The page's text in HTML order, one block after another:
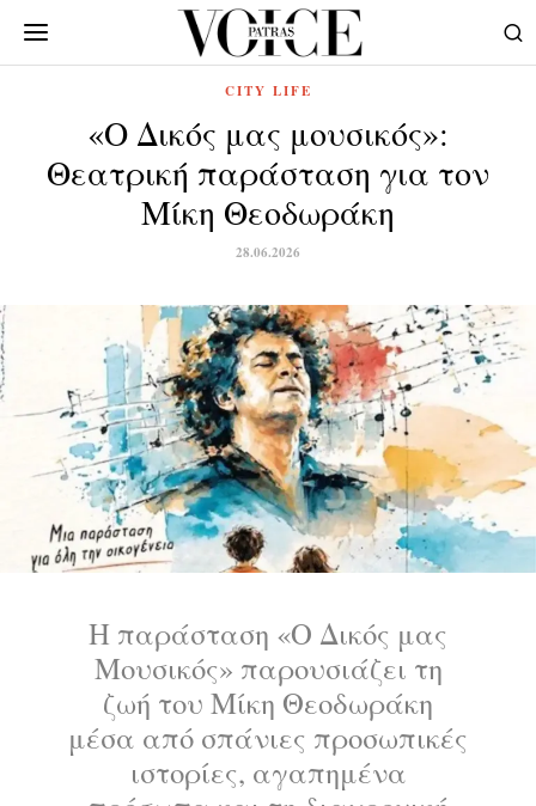
CITY LIFE
«Ο Δικός μας μουσικός»:
Θεατρική παράσταση για τον
Μίκη Θεοδωράκη
28.06.2026
Η παράσταση «Ο Δικός μας
Μουσικός» παρουσιάζει τη
ζωή του Μίκη Θεοδωράκη
μέσα από σπάνιες προσωπικές
ιστορίες, αγαπημένα